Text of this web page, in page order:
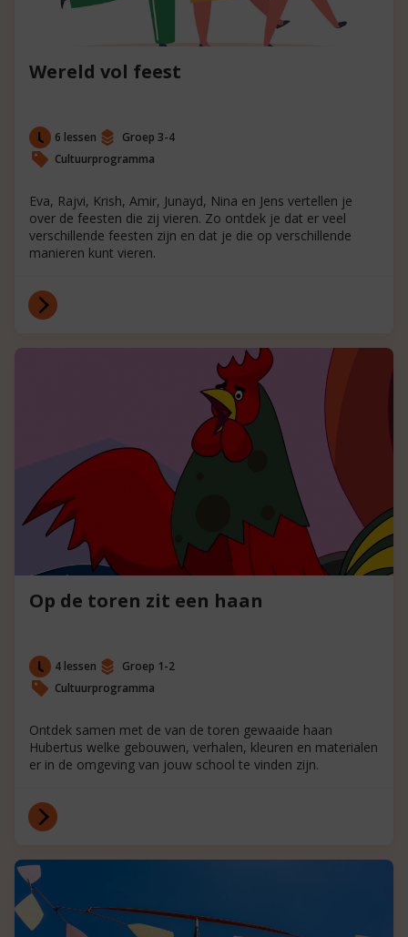
Wereld vol feest
6 lessen
Groep 3-4
Cultuurprogramma
Eva, Rajvi, Krish, Amir, Junayd, Nina en Jens vertellen je
over de feesten die zij vieren. Zo ontdek je dat er veel
verschillende feesten zijn en dat je die op verschillende
manieren kunt vieren.
Op de toren zit een haan
4 lessen
Groep 1-2
Cultuurprogramma
Ontdek samen met de van de toren gewaaide haan
Hubertus welke gebouwen, verhalen, kleuren en materialen
er in de omgeving van jouw school te vinden zijn.